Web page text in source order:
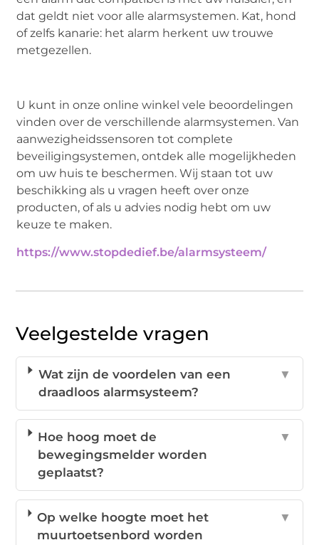
dat geldt niet voor alle alarmsystemen. Kat, hond
of zelfs kanarie: het alarm herkent uw trouwe
metgezellen.
U kunt in onze online winkel vele beoordelingen
vinden over de verschillende alarmsystemen. Van
aanwezigheidssensoren tot complete
beveiligingsystemen, ontdek alle mogelijkheden
om uw huis te beschermen. Wij staan tot uw
beschikking als u vragen heeft over onze
producten, of als u advies nodig hebt om uw
keuze te maken.
https://www.stopdedief.be/alarmsysteem/
Veelgestelde vragen
Wat zijn de voordelen van een
draadloos alarmsysteem?
▼
Hoe hoog moet de
bewegingsmelder worden
geplaatst?
▼
Op welke hoogte moet het
muurtoetsenbord worden
▼